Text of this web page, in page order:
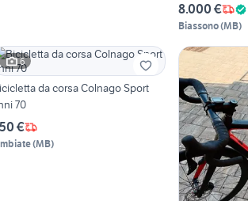
8.000 €
Biassono(MB)
6
da corsa Colnago Sport
70
€
(MB)